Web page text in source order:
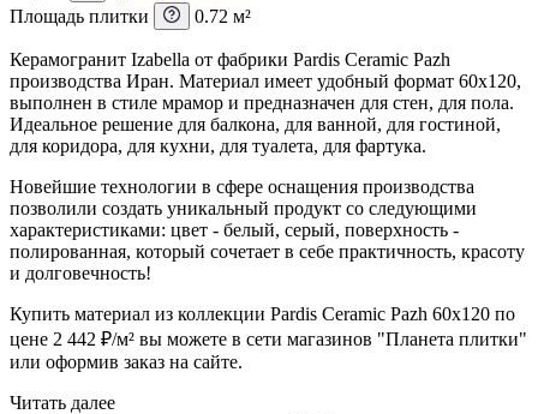
Площадь плитки
0.72 м²
Керамогранит Izabella от фабрики Pardis Ceramic Pazh
производства Иран. Материал имеет удобный формат 60x120,
выполнен в стиле мрамор и предназначен для стен, для пола.
Идеальное решение для балкона, для ванной, для гостиной,
для коридора, для кухни, для туалета, для фартука.
Новейшие технологии в сфере оснащения производства
позволили создать уникальный продукт со следующими
характеристиками: цвет - белый, серый, поверхность -
полированная, который сочетает в себе практичность, красоту
и долговечность!
Купить материал из коллекции Pardis Ceramic Pazh 60x120 по
цене 2 442 ₽/м² вы можете в сети магазинов "Планета плитки"
или оформив заказ на сайте.
Читать далее